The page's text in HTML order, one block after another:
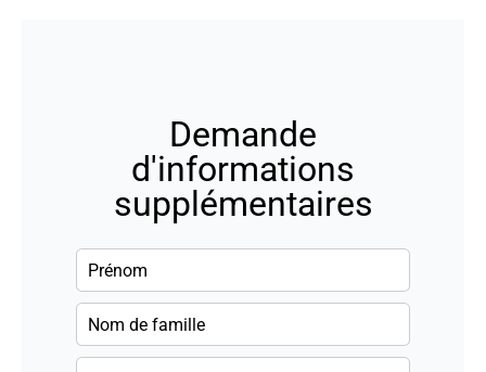
Demande
d'informations
supplémentaires